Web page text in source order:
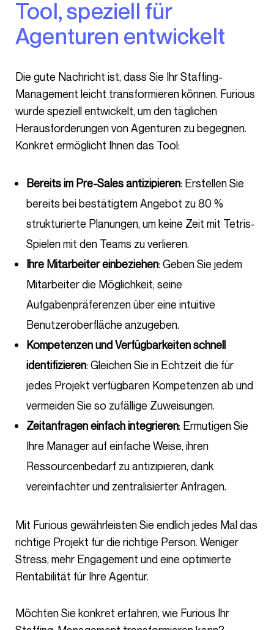
Tool, speziell für
Agenturen entwickelt
Die gute Nachricht ist, dass Sie Ihr Staffing-
Management leicht transformieren können. Furious
wurde speziell entwickelt, um den täglichen
Herausforderungen von Agenturen zu begegnen.
Konkret ermöglicht Ihnen das Tool:
Bereits im Pre-Sales antizipieren: Erstellen Sie
bereits bei bestätigtem Angebot zu 80 %
strukturierte Planungen, um keine Zeit mit Tetris-
Spielen mit den Teams zu verlieren.
Ihre Mitarbeiter einbeziehen: Geben Sie jedem
Mitarbeiter die Möglichkeit, seine
Aufgabenpräferenzen über eine intuitive
Benutzeroberfläche anzugeben.
Kompetenzen und Verfügbarkeiten schnell
identifizieren: Gleichen Sie in Echtzeit die für
jedes Projekt verfügbaren Kompetenzen ab und
vermeiden Sie so zufällige Zuweisungen.
Zeitanfragen einfach integrieren: Ermutigen Sie
Ihre Manager auf einfache Weise, ihren
Ressourcenbedarf zu antizipieren, dank
vereinfachter und zentralisierter Anfragen.
Mit Furious gewährleisten Sie endlich jedes Mal das
richtige Projekt für die richtige Person. Weniger
Stress, mehr Engagement und eine optimierte
Rentabilität für Ihre Agentur.
Möchten Sie konkret erfahren, wie Furious Ihr